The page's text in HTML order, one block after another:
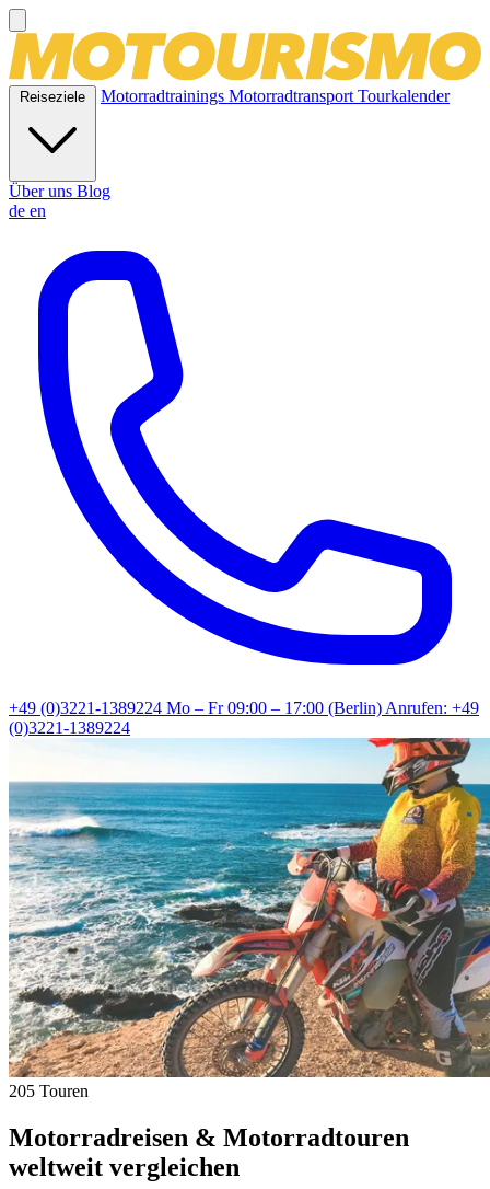
Reiseziele Motorradtrainings MotorradtransportTourkalender
Über uns Blog
de en
+49 (0)3221-1389224 Mo – Fr 09:00 – 17:00 (Berlin)Anrufen: +49
(0)3221-1389224
205 Touren
Motorradreisen & Motorradtouren
weltweit vergleichen